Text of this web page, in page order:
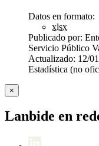
Datos en formato:
xlsx
Publicado por:
Servicio Público
Actualizado: 12/
Estadística (no
×
Lanbide en